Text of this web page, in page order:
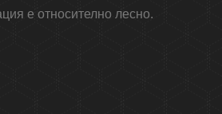
е относително лесно.